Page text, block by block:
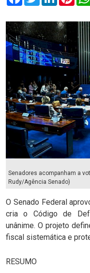
Senadores acompanham a
Rudy/Agência Senado)
O Senado Federal
cria o Código de
unânime. O projeto
fiscal sistemática e
RESUMO